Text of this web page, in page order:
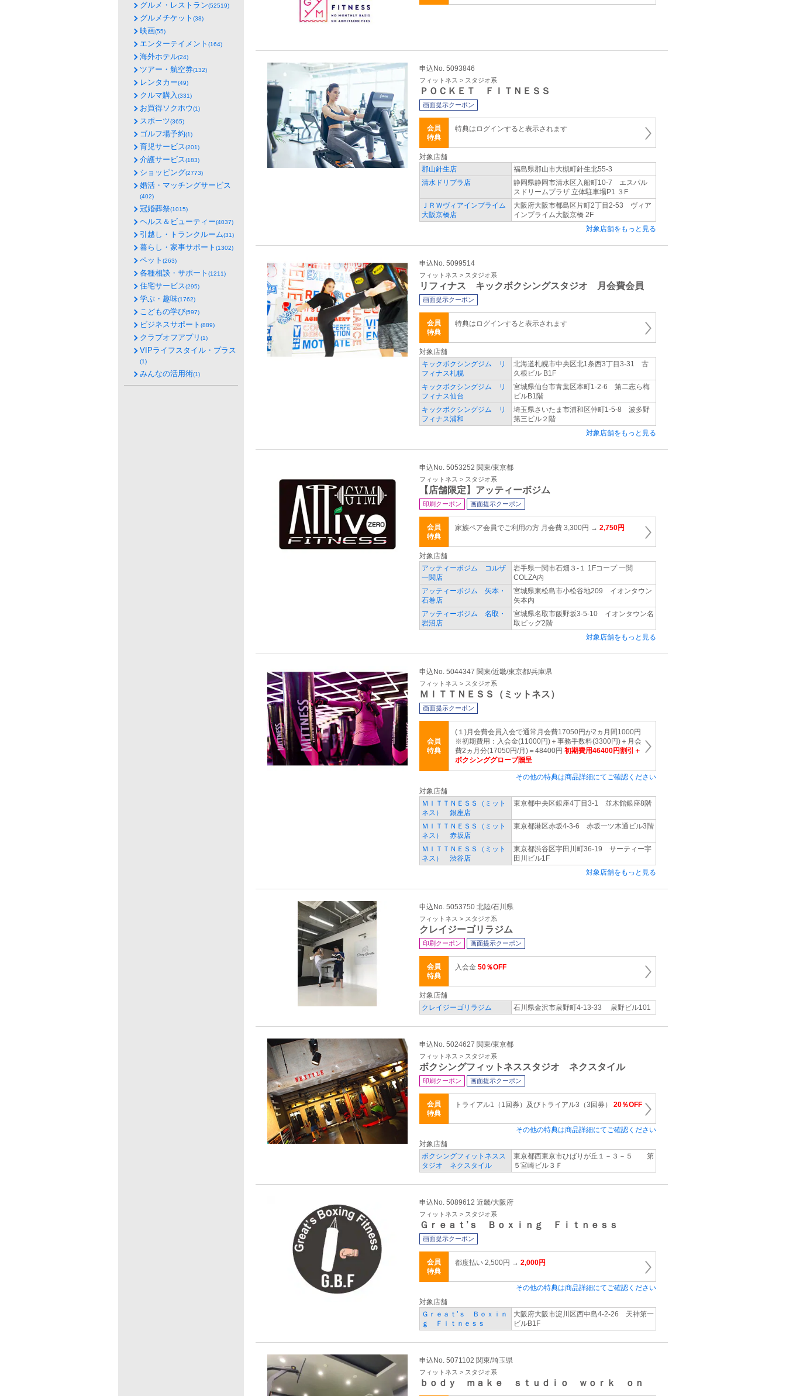
申込No. 5093846
フィットネス > スタジオ系
ＰＯＣＫＥＴ ＦＩＴＮＥＳＳ
画面提示クーポン
会員
特典
特典はログインすると表示されます
対象店舗
郡山針生店
福島県郡山市大槻町針生北55-3
清水ドリプラ店
静岡県静岡市清水区入船町10-7 エスパル
スドリームプラザ 立体駐車場P1 ３F
ＪＲＷヴィアインプライム
大阪京橋店
大阪府大阪市都島区片町2丁目2-53 ヴィア
インプライム大阪京橋 2F
対象店舗をもっと見る
申込No. 5099514
フィットネス > スタジオ系
リフィナス キックボクシングスタジオ 月会費会員
画面提示クーポン
会員
特典
特典はログインすると表示されます
対象店舗
キックボクシングジム リ
フィナス札幌
北海道札幌市中央区北1条西3丁目3-31 古
久根ビル B1F
キックボクシングジム リ
フィナス仙台
宮城県仙台市青葉区本町1-2-6 第二志ら梅
ビルB1階
キックボクシングジム リ
フィナス浦和
埼玉県さいたま市浦和区仲町1-5-8 波多野
第三ビル２階
対象店舗をもっと見る
申込No. 5053252 関東/東京都
フィットネス > スタジオ系
【店舗限定】アッティーボジム
印刷クーポン 画面提示クーポン
会員
特典
家族ペア会員でご利用の方 月会費 3,300円 → 2,750円
対象店舗
アッティーボジム コルザ
一関店
岩手県一関市石畑３-１ 1Fコープ 一関
COLZA内
アッティーボジム 矢本・
石巻店
宮城県東松島市小松谷地209 イオンタウン
矢本内
アッティーボジム 名取・
岩沼店
宮城県名取市飯野坂3-5-10 イオンタウン名
取ビッグ2階
対象店舗をもっと見る
申込No. 5044347 関東/近畿/東京都/兵庫県
フィットネス > スタジオ系
ＭＩＴＴＮＥＳＳ（ミットネス）
画面提示クーポン
会員
特典
(１)月会費会員入会で通常月会費17050円が2ヵ月間1000円
※初期費用：入会金(11000円)＋事務手数料(3300円)＋月会
費2ヵ月分(17050円/月)＝48400円 初期費用46400円割引＋
ボクシンググローブ贈呈
その他の特典は商品詳細にてご確認ください
対象店舗
ＭＩＴＴＮＥＳＳ（ミット
ネス） 銀座店
東京都中央区銀座4丁目3-1 並木館銀座8階
ＭＩＴＴＮＥＳＳ（ミット
ネス） 赤坂店
東京都港区赤坂4-3-6 赤坂一ツ木通ビル3階
ＭＩＴＴＮＥＳＳ（ミット
ネス） 渋谷店
東京都渋谷区宇田川町36-19 サーティー宇
田川ビル1F
対象店舗をもっと見る
申込No. 5053750 北陸/石川県
フィットネス > スタジオ系
クレイジーゴリラジム
印刷クーポン 画面提示クーポン
会員
特典
入会金 50％OFF
対象店舗
クレイジーゴリラジム
石川県金沢市泉野町4-13-33 泉野ビル101
申込No. 5024627 関東/東京都
フィットネス > スタジオ系
ボクシングフィットネススタジオ ネクスタイル
印刷クーポン 画面提示クーポン
会員
特典
トライアル1（1回券）及びトライアル3（3回券） 20％OFF
その他の特典は商品詳細にてご確認ください
対象店舗
ボクシングフィットネスス
タジオ ネクスタイル
東京都西東京市ひばりが丘１－３－５ 第
５宮崎ビル３Ｆ
申込No. 5089612 近畿/大阪府
フィットネス > スタジオ系
Ｇｒｅａｔ’ｓ Ｂｏｘｉｎｇ Ｆｉｔｎｅｓｓ
画面提示クーポン
会員
特典
都度払い 2,500円 → 2,000円
その他の特典は商品詳細にてご確認ください
対象店舗
Ｇｒｅａｔ’ｓ Ｂｏｘｉｎ
ｇ Ｆｉｔｎｅｓｓ
大阪府大阪市淀川区西中島4-2-26 天神第一
ビルB1F
申込No. 5071102 関東/埼玉県
フィットネス > スタジオ系
ｂｏｄｙ ｍａｋｅ ｓｔｕｄｉｏ ｗｏｒｋ ｏｎ
グルメ・レストラン(52519)
グルメチケット (38)
映画(55)
エンターテイメント (164)
海外ホテル(24)
ツアー・航空券(132)
レンタカー(49)
クルマ購入(331)
お買得ソクホウ(1)
スポーツ(365)
ゴルフ場予約(1)
育児サービス(201)
介護サービス(183)
ショッピング(2773)
婚活・マッチングサービス
(402)
冠婚葬祭(1015)
ヘルス＆ビューティー(4037)
引越し・トランクルーム(31)
暮らし・家事サポート (1302)
ペット (263)
各種相談・サポート (1211)
住宅サービス(295)
学ぶ・趣味(1762)
こどもの学び(597)
ビジネスサポート (889)
クラブオフアプリ (1)
VIPライフスタイル・プラス
(1)
みんなの活用術(1)